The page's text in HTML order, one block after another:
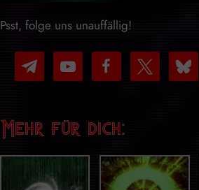
Psst, folge uns unauffällig!
telegram
youtube-
play
facebook bluesky
Mehr für dich: